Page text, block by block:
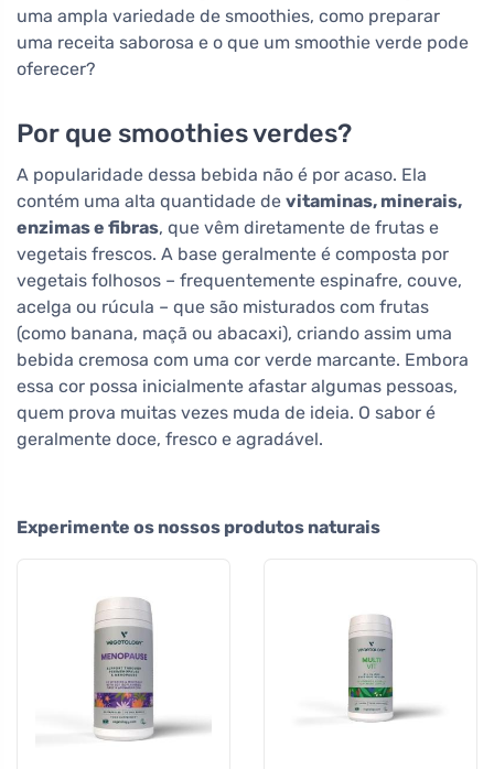
uma ampla variedade de smoothies, como preparar
uma receita saborosa e o que um smoothie verde pode
oferecer?
Por que smoothies verdes?
A popularidade dessa bebida não é por acaso. Ela
contém uma alta quantidade de vitaminas, minerais,
enzimas e fibras, que vêm diretamente de frutas e
vegetais frescos. A base geralmente é composta por
vegetais folhosos – frequentemente espinafre, couve,
acelga ou rúcula – que são misturados com frutas
(como banana, maçã ou abacaxi), criando assim uma
bebida cremosa com uma cor verde marcante. Embora
essa cor possa inicialmente afastar algumas pessoas,
quem prova muitas vezes muda de ideia. O sabor é
geralmente doce, fresco e agradável.
Experimente os nossos produtos naturais